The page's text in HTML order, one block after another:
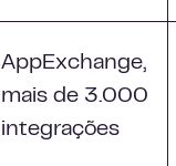
AppExchange,
mais de 3.000
integrações